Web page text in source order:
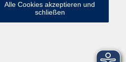
Alle Cookies akzeptieren und
schließen